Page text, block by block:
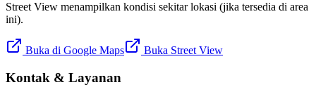
Street View menampilkan kondisi sekitar lokasi (jika tersedia di area
ini).
Buka di Google Maps Buka Street View
Kontak & Layanan